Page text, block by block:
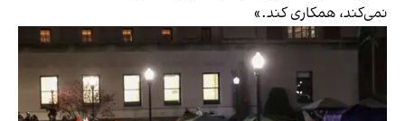
نمی‌کند، همکاری کند.»